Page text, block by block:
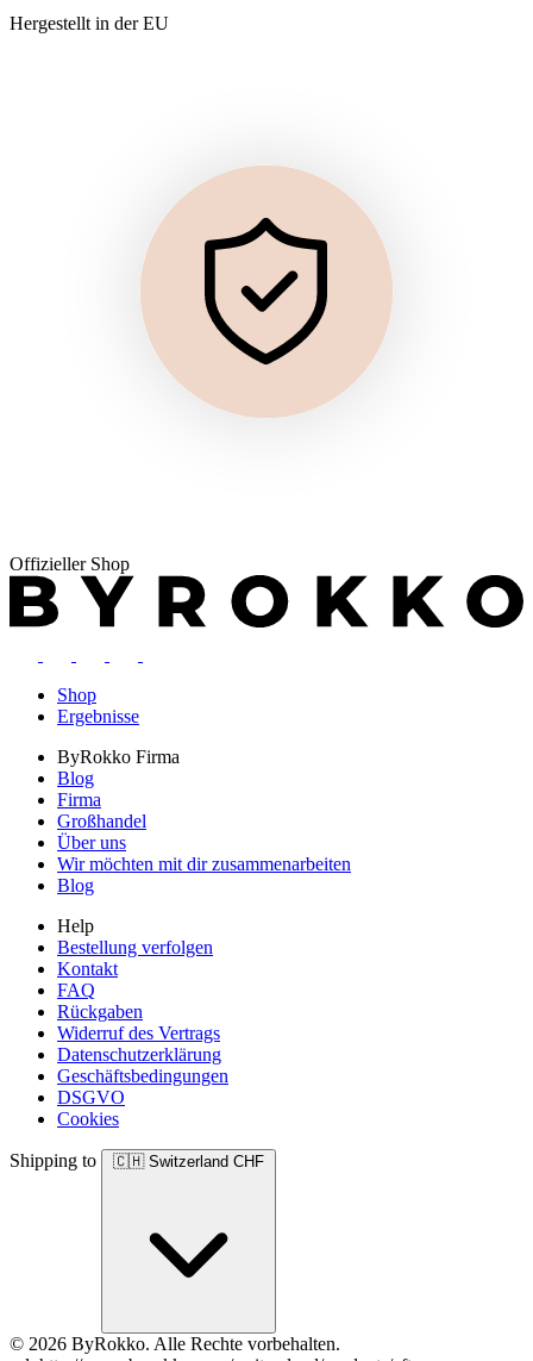
Hergestellt in der EU
Offizieller Shop
Shop
Ergebnisse
ByRokko Firma
Blog
Firma
Großhandel
Über uns
Wir möchten mit dir zusammenarbeiten
Blog
Help
Bestellung verfolgen
Kontakt
FAQ
Rückgaben
Widerruf des Vertrags
Datenschutzerklärung
Geschäftsbedingungen
DSGVO
Cookies
Shipping to 🇨🇭 Switzerland CHF
© 2026 ByRokko. Alle Rechte vorbehalten.